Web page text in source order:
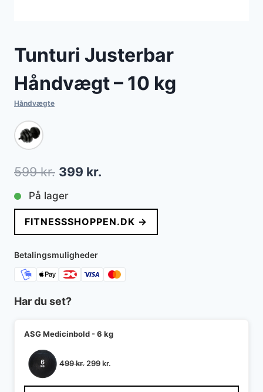
Tunturi Justerbar
Håndvægt – 10 kg
Håndvægte
599kr. Den
oprindelige
pris
var:
599 kr..
399 kr.
pris
er:
På lager
FITNESSSHOPPEN.DK →
Betalingsmuligheder
Har du set?
ASG Medicinbold - 6 kg
499kr. Den
pris
299kr.
pris